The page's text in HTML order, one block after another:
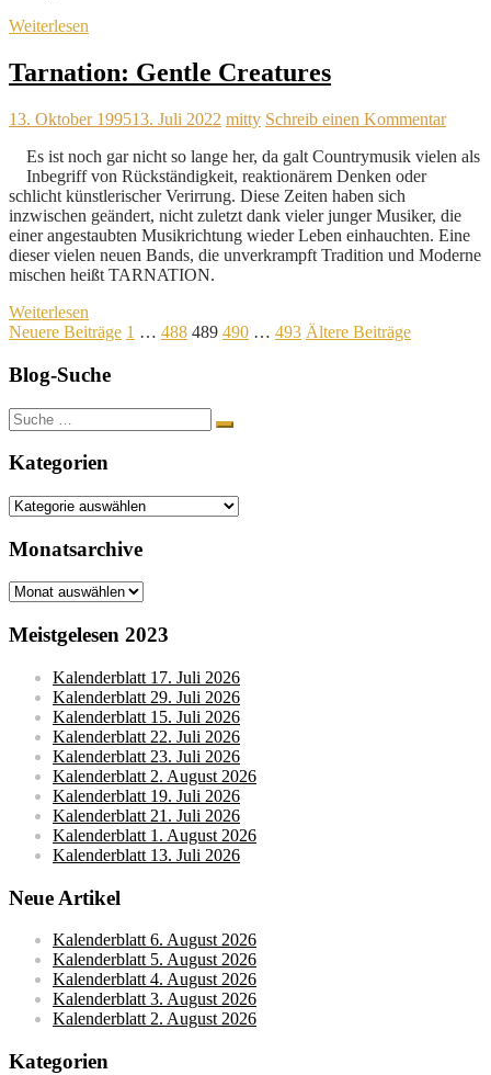
Weiterlesen
Tarnation: Gentle Creatures
13. Oktober 199513. Juli 2022 mitty Schreib einen Kommentar
Es ist noch gar nicht so lange her, da galt Countrymusik vielen als
Inbegriff von Rückständigkeit, reaktionärem Denken oder
schlicht künstlerischer Verirrung. Diese Zeiten haben sich
inzwischen geändert, nicht zuletzt dank vieler junger Musiker, die
einer angestaubten Musikrichtung wieder Leben einhauchten. Eine
dieser vielen neuen Bands, die unverkrampft Tradition und Moderne
mischen heißt TARNATION.
Weiterlesen
Seitennummerierung
der
Beiträge
Neuere Beiträge 1 … 488 489 490 … 493 Ältere Beiträge
Blog-Suche
Suche
nach:
Kategorien
Kategorien
Monatsarchive
Monatsarchive
Meistgelesen 2023
Kalenderblatt 17. Juli 2026
Kalenderblatt 29. Juli 2026
Kalenderblatt 15. Juli 2026
Kalenderblatt 22. Juli 2026
Kalenderblatt 23. Juli 2026
Kalenderblatt 2. August 2026
Kalenderblatt 19. Juli 2026
Kalenderblatt 21. Juli 2026
Kalenderblatt 1. August 2026
Kalenderblatt 13. Juli 2026
Neue Artikel
Kalenderblatt 6. August 2026
Kalenderblatt 5. August 2026
Kalenderblatt 4. August 2026
Kalenderblatt 3. August 2026
Kalenderblatt 2. August 2026
Kategorien